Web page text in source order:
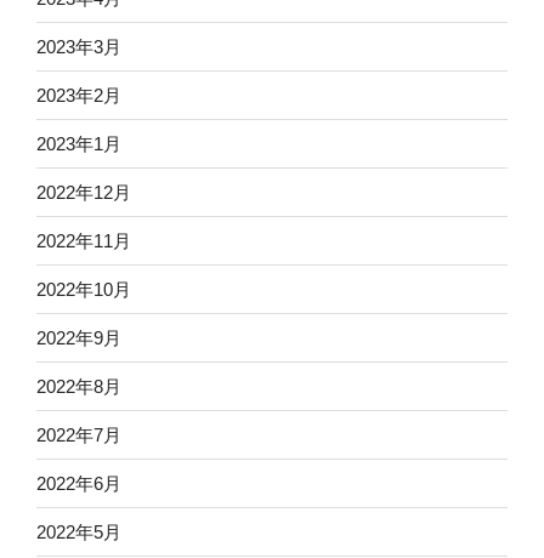
2023年3月
2023年2月
2023年1月
2022年12月
2022年11月
2022年10月
2022年9月
2022年8月
2022年7月
2022年6月
2022年5月